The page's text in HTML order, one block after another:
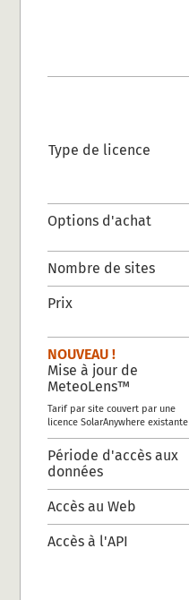
Type de licence
Options d'achat
Nombre de sites
Prix
NOUVEAU !
Mise à jour de
MeteoLens™
Tarif par site couvert par une
licence SolarAnywhere existante
Période d'accès aux
données
Accès au Web
Accès à l'API